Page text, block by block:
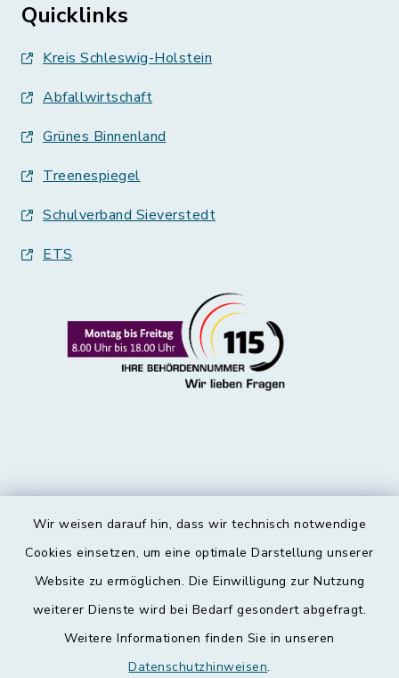
Wir weisen darauf hin, dass wir technisch notwendige
Cookies einsetzen, um eine optimale Darstellung unserer
Website zu ermöglichen. Die Einwilligung zur Nutzung
weiterer Dienste wird bei Bedarf gesondert abgefragt.
Weitere Informationen finden Sie in unseren
Datenschutzhinweisen.
Quicklinks
Kreis Schleswig-Holstein
Abfallwirtschaft
Grünes Binnenland
Treenespiegel
Schulverband Sieverstedt
ETS
Kontakt
Datenschutz